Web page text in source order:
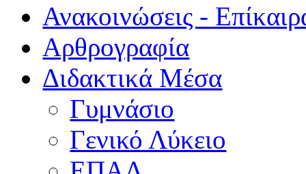
Ανακοινώσεις -
Αρθρογραφία
Διδακτικά Μέσα
Γυμνάσιο
Γενικό Λύκειο